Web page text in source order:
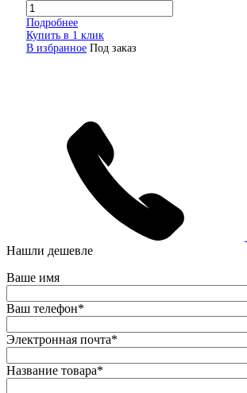
Подробнее
Купить в 1 клик
В избранное Под заказ
Нашли дешевле
Ваше имя
Ваш телефон*
Электронная почта*
Название товара*